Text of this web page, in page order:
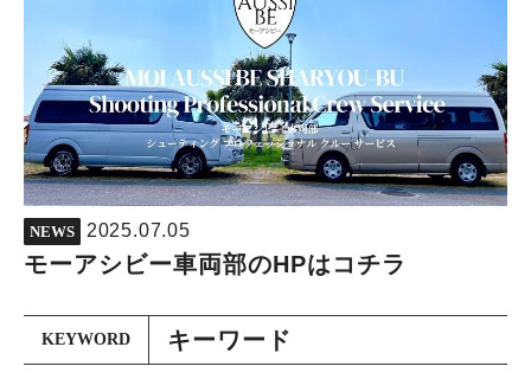
NEWS 2025.07.05
モーアシビー車両部のHPはコチラ
キーワード
KEYWORD